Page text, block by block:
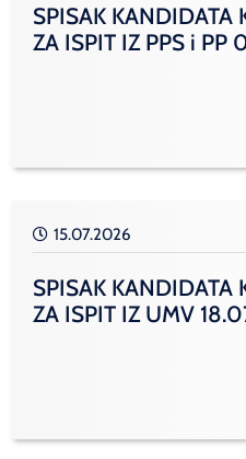
SPISAK KANDIDATA
ZA ISPIT IZ PPS i
15.07.2026
SPISAK KANDIDATA
ZA ISPIT IZ UMV